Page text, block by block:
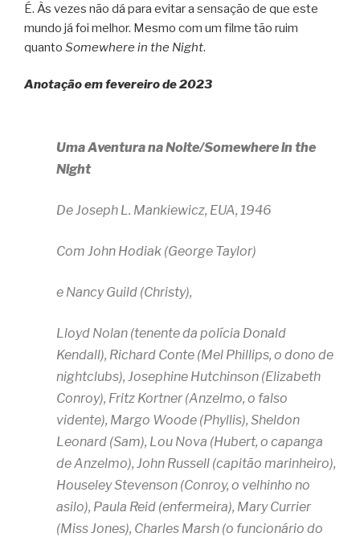
É. Às vezes não dá para evitar a sensação de que este
mundo já foi melhor. Mesmo com um filme tão ruim
quanto Somewhere in the Night.
Anotação em fevereiro de 2023
Uma Aventura na Noite/Somewhere in the
Night
De Joseph L. Mankiewicz, EUA, 1946
Com John Hodiak (George Taylor)
e Nancy Guild (Christy),
Lloyd Nolan (tenente da polícia Donald
Kendall), Richard Conte (Mel Phillips, o dono de
nightclubs), Josephine Hutchinson (Elizabeth
Conroy), Fritz Kortner (Anzelmo, o falso
vidente), Margo Woode (Phyllis), Sheldon
Leonard (Sam), Lou Nova (Hubert, o capanga
de Anzelmo), John Russell (capitão marinheiro),
Houseley Stevenson (Conroy, o velhinho no
asilo), Paula Reid (enfermeira), Mary Currier
(Miss Jones), Charles Marsh (o funcionário do